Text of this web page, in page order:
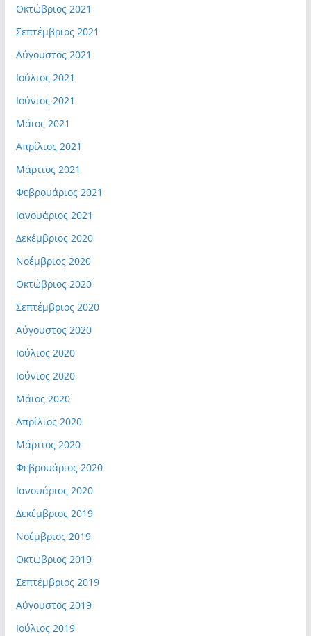
Οκτώβριος 2021
Σεπτέμβριος 2021
Αύγουστος 2021
Ιούλιος 2021
Ιούνιος 2021
Μάιος 2021
Απρίλιος 2021
Μάρτιος 2021
Φεβρουάριος 2021
Ιανουάριος 2021
Δεκέμβριος 2020
Νοέμβριος 2020
Οκτώβριος 2020
Σεπτέμβριος 2020
Αύγουστος 2020
Ιούλιος 2020
Ιούνιος 2020
Μάιος 2020
Απρίλιος 2020
Μάρτιος 2020
Φεβρουάριος 2020
Ιανουάριος 2020
Δεκέμβριος 2019
Νοέμβριος 2019
Οκτώβριος 2019
Σεπτέμβριος 2019
Αύγουστος 2019
Ιούλιος 2019